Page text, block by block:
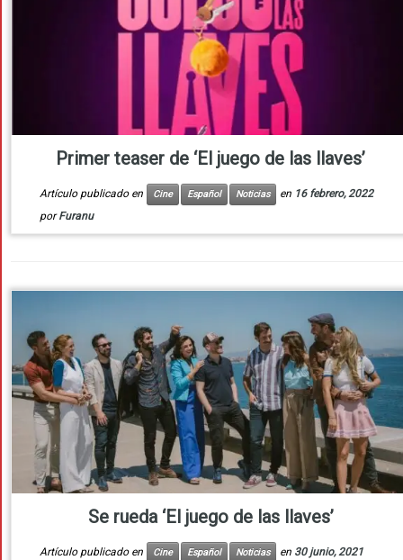
Primer teaser de ‘El juego de las llaves’
Artículo publicado en Cine Español Noticias en 16 febrero, 2022
porFuranu
Se rueda ‘El juego de las llaves’
Artículo publicado en Cine Español Noticias en 30 junio, 2021